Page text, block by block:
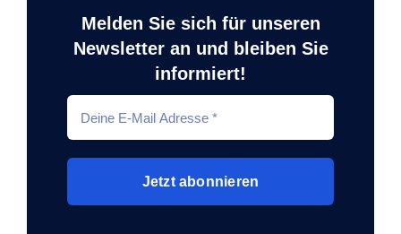
Melden Sie sich für unseren
Newsletter an und bleiben Sie
informiert!
Jetzt abonnieren